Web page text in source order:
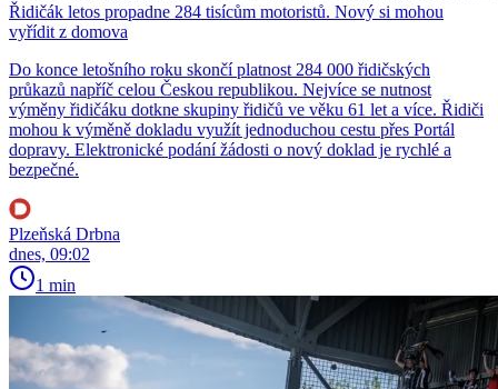
Řidičák letos propadne 284 tisícům motoristů. Nový si mohou
vyřídit z domova
Do konce letošního roku skončí platnost 284 000 řidičských
průkazů napříč celou Českou republikou. Nejvíce se nutnost
výměny řidičáku dotkne skupiny řidičů ve věku 61 let a více. Řidiči
mohou k výměně dokladu využít jednoduchou cestu přes Portál
dopravy. Elektronické podání žádosti o nový doklad je rychlé a
bezpečné.
Plzeňská Drbna
dnes, 09:02
1 min